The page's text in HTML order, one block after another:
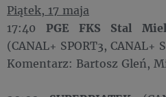
Piątek, 17 maja
17:40 PGE FKS Stal
(CANAL+ SPORT3, CANAL+
Komentarz: Bartosz Gleń,